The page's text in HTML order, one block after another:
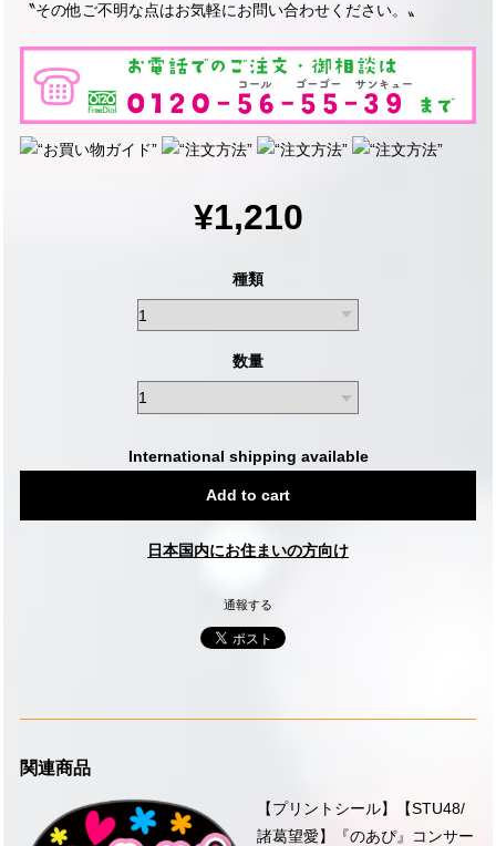
〝その他ご不明な点はお気軽にお問い合わせください。〟
¥1,210
種類
数量
International shipping available
Add to cart
日本国内にお住まいの方向け
通報する
関連商品
【プリントシール】【STU48/
諸葛望愛】『のあぴ』コンサー